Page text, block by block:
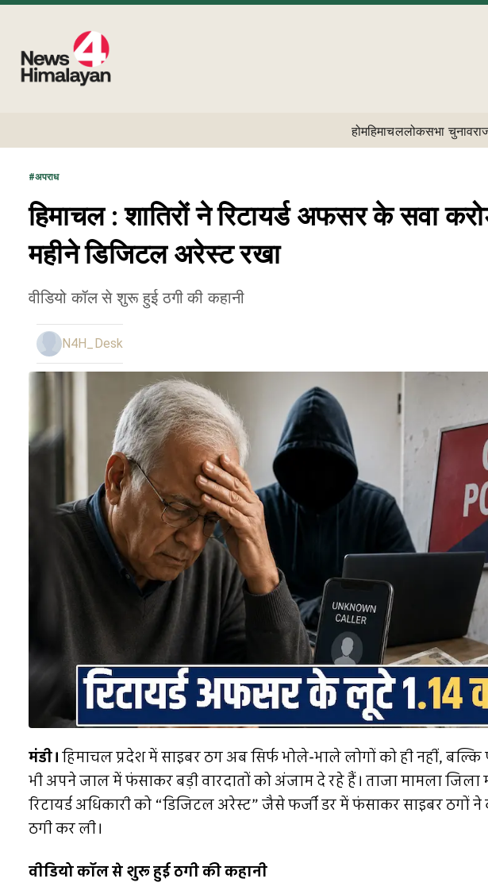
होमहिमाचललोकसभा चुनाव
#अपराध
हिमाचल : शातिरों ने रिटायर्ड अफसर के सवा
महीने डिजिटल अरेस्ट रखा
वीडियो कॉल से शुरू हुई ठगी की कहानी
N4H_Desk
मंडी।हिमाचल प्रदेश में साइबर ठग अब सिर्फ भोले-भाले लोगों को ही नहीं,
भी अपने जाल में फंसाकर बड़ी वारदातों को अंजाम दे रहे हैं। ताजा मामला
रिटायर्ड अधिकारी को “डिजिटल अरेस्ट” जैसे फर्जी डर में फंसाकर साइबर ठगों
ठगी कर ली।
वीडियो कॉल से शुरू हुई ठगी की कहानी